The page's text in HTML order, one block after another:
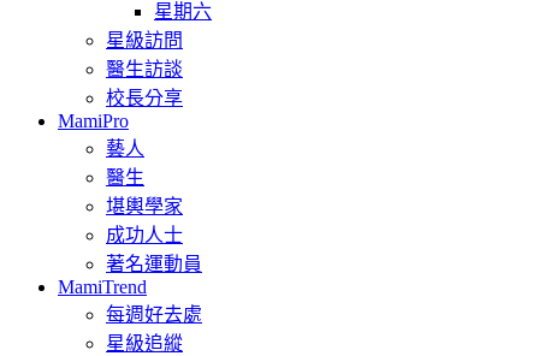
星期六
星級訪問
醫生訪談
校長分享
MamiPro
藝人
醫生
堪輿學家
成功人士
著名運動員
MamiTrend
每週好去處
星級追縱